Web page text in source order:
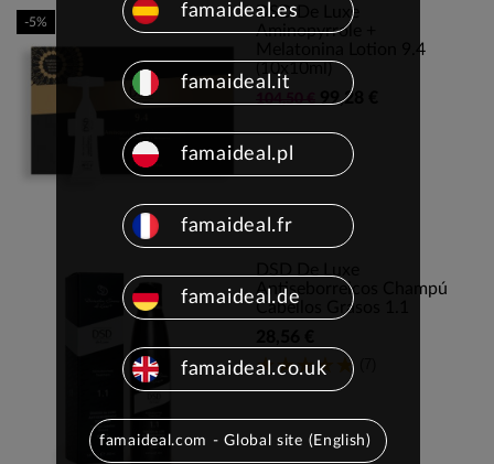
DSD De Luxe
Aminopyrrole +
Melatonina Lotion 9.4
99,28 €
-5%
Antiseborreicos Champú
Cabellos Grasos 1.1
famaideal.es
famaideal.it
famaideal.pl
famaideal.fr
famaideal.de
famaideal.co.uk
famaideal.com - Global site (English)